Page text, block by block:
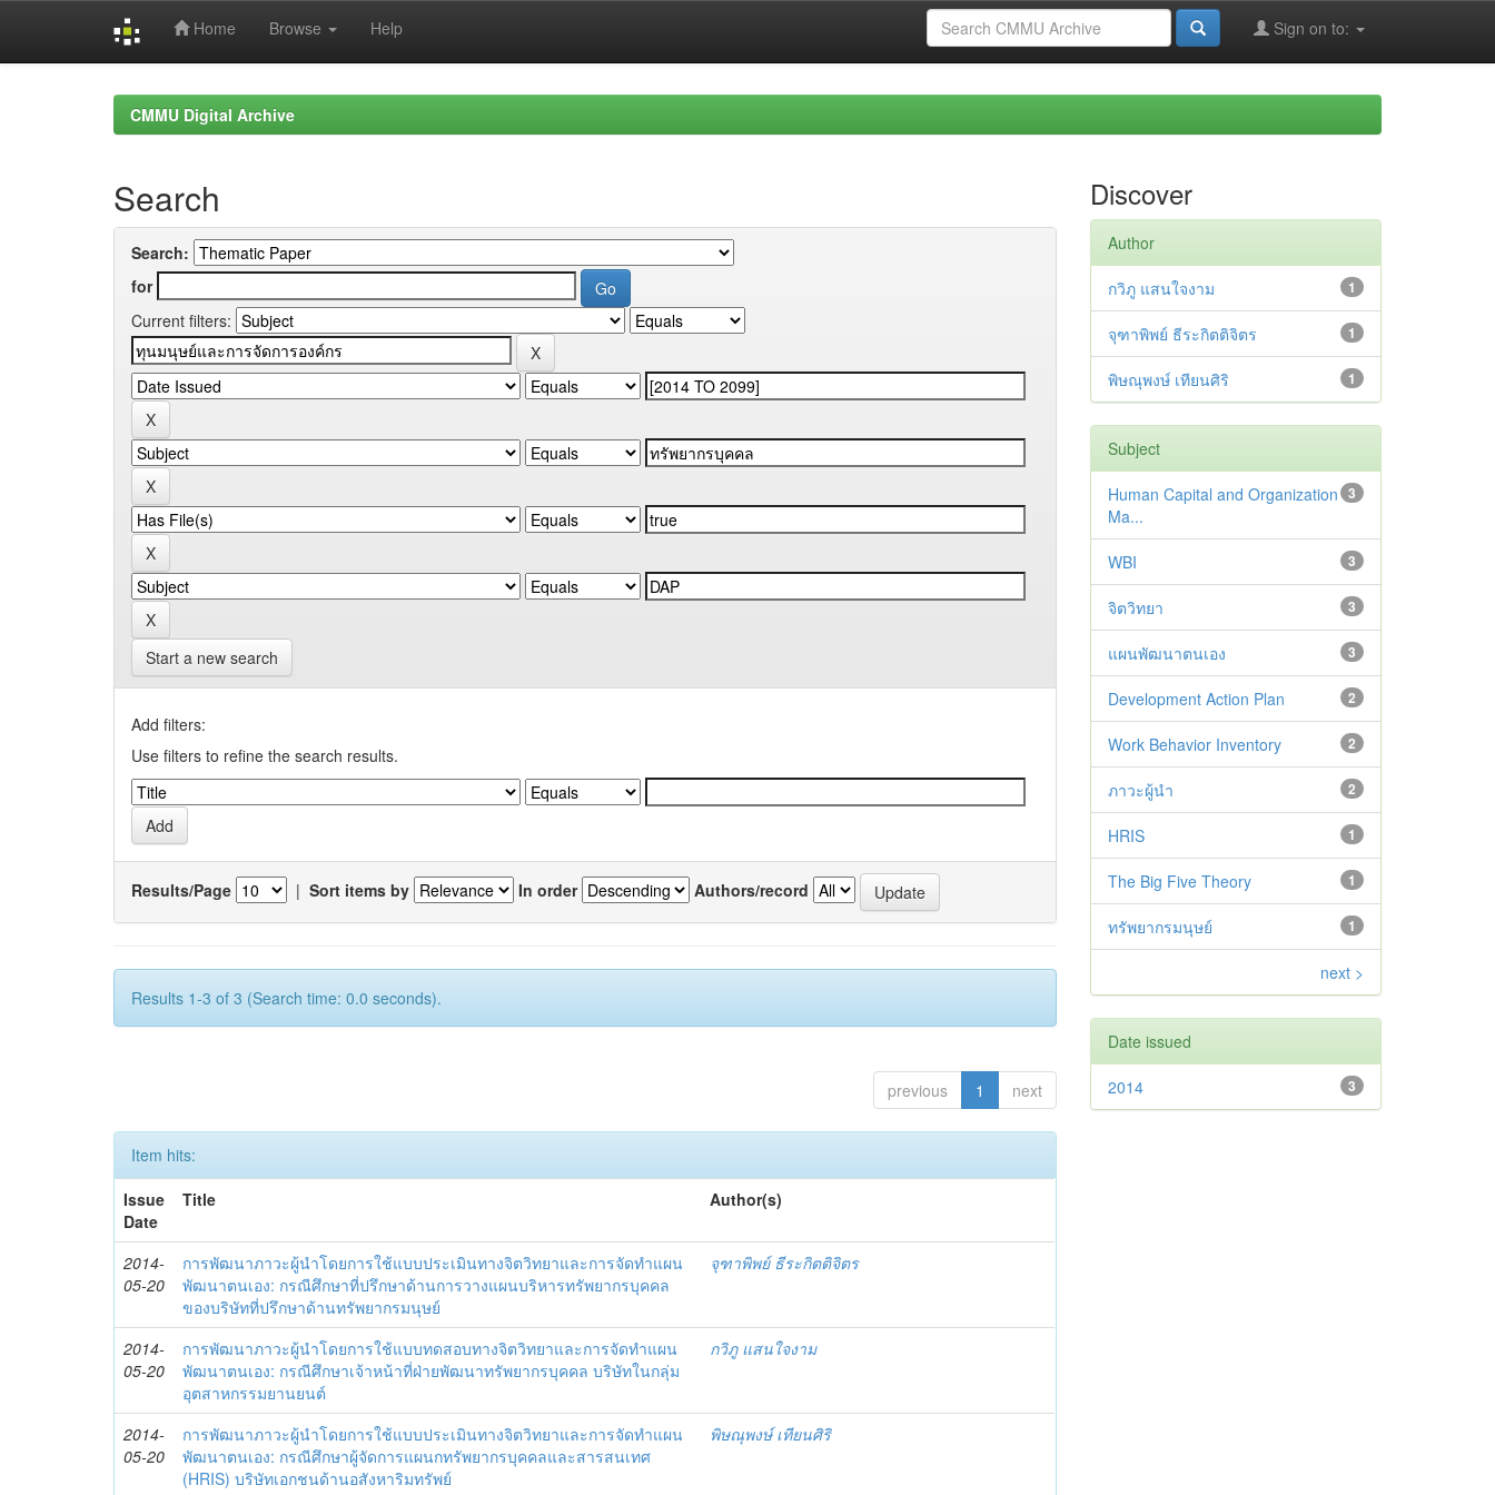
Home Browse Help Sign on to:
CMMU Digital Archive
Search
Search:
for
Current filters:
Start a new search
Add filters:
Use filters to refine the search results.
Results/Page | Sort items by In order Authors/record
Results 1-3 of 3 (Search time: 0.0 seconds).
previous 1 next
Item hits:
Issue
Date
Title Author(s)
2014-
05-20
การพัฒนาภาวะผู้นำโดยการใช้แบบประเมินทางจิตวิทยาและการจัดทำแผน
พัฒนาตนเอง: กรณีศึกษาที่ปรึกษาด้านการวางแผนบริหารทรัพยากรบุคคล
ของบริษัทที่ปรึกษาด้านทรัพยากรมนุษย์
จุฑาพิพย์ ธีระกิตติจิตร
2014-
05-20
การพัฒนาภาวะผู้นำโดยการใช้แบบทดสอบทางจิตวิทยาและการจัดทำแผน
พัฒนาตนเอง: กรณีศึกษาเจ้าหน้าที่ฝ่ายพัฒนาทรัพยากรบุคคล บริษัทในกลุ่ม
อุตสาหกรรมยานยนต์
กวิภู แสนใจงาม
2014-
05-20
การพัฒนาภาวะผู้นำโดยการใช้แบบประเมินทางจิตวิทยาและการจัดทำแผน
พัฒนาตนเอง: กรณีศึกษาผู้จัดการแผนกทรัพยากรบุคคลและสารสนเทศ
(HRIS) บริษัทเอกชนด้านอสังหาริมทรัพย์
พิษณุพงษ์ เทียนศิริ
Discover
Author
1
กวิภู แสนใจงาม
1
จุฑาพิพย์ ธีระกิตติจิตร
1
พิษณุพงษ์ เทียนศิริ
Subject
3
Human Capital and Organization
Ma...
3
WBI
3
จิตวิทยา
3
แผนพัฒนาตนเอง
2
Development Action Plan
2
Work Behavior Inventory
2
ภาวะผู้นำ
1
HRIS
1
The Big Five Theory
1
ทรัพยากรมนุษย์
next >
Date issued
3
2014